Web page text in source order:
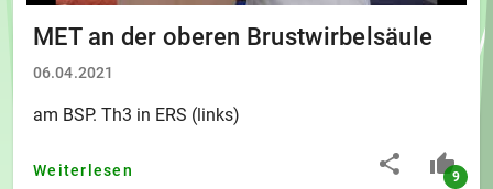
MET an der oberen Brustwirbelsäule
06.04.2021
am BSP. Th3 in ERS (links)
Weiterlesen 9